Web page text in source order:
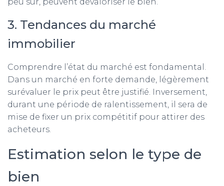
3. Tendances du marché
immobilier
Comprendre l’état du marché est fondamental.
Dans un marché en forte demande, légèrement
surévaluer le prix peut être justifié. Inversement,
durant une période de ralentissement, il sera de
mise de fixer un prix compétitif pour attirer des
acheteurs.
Estimation selon le type de
bien